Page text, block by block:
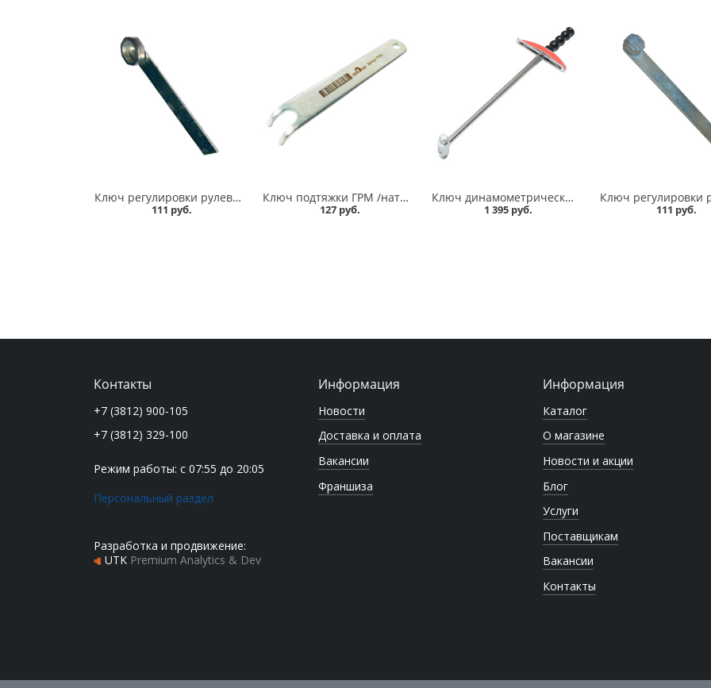
Ключ регулировки рулевой рейки 2110-012 в Омске
111 руб.
Ключ подтяжки ГРМ /натяжитель ролика/ 2108-2110-2112 Сервис ключ в Омске
127 руб.
Ключ динамометрический шкальный 1/2 Сервис ключ в Омске
1 395 руб. 111 руб.
Информация
Новости
Доставка и оплата
Вакансии
Франшиза
Информация
Каталог
О магазине
Новости и акции
Блог
Услуги
Поставщикам
Вакансии
Контакты
Контакты
+7 (3812) 900-105
+7 (3812) 329-100
Режим работы: с 07:55 до 20:05
Персональный раздел
Разработка и продвижение:
UTK Premium Analytics & Dev